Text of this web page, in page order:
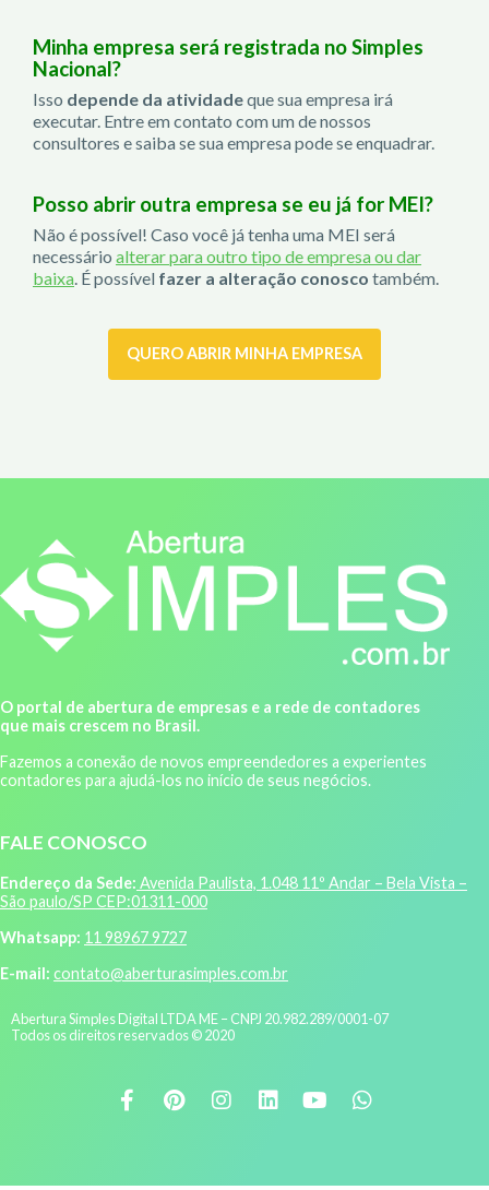
Minha empresa será registrada no Simples
Nacional?
Isso depende da atividadeque sua empresa irá
executar. Entre em contato com um de nossos
consultores e saiba se sua empresa pode se enquadrar.
Posso abrir outra empresa se eu já for MEI?
Não é possível! Caso você já tenha uma MEI será
necessário alterar para outro tipo de empresa ou dar
baixa. É possível fazer a alteração conosco também.
QUERO ABRIR MINHA EMPRESA
O portal de abertura de empresas e a rede de contadores
que mais crescem no Brasil.
Fazemos a conexão de novos empreendedores a experientes
contadores para ajudá-los no início de seus negócios.
FALE CONOSCO
Endereço da Sede: Avenida Paulista, 1.048 11º Andar – Bela Vista –
São paulo/SP CEP:01311-000
Whatsapp: 11 98967 9727
E-mail: contato@aberturasimples.com.br
Abertura Simples Digital LTDA ME – CNPJ 20.982.289/0001-07
Todos os direitos reservados © 2020